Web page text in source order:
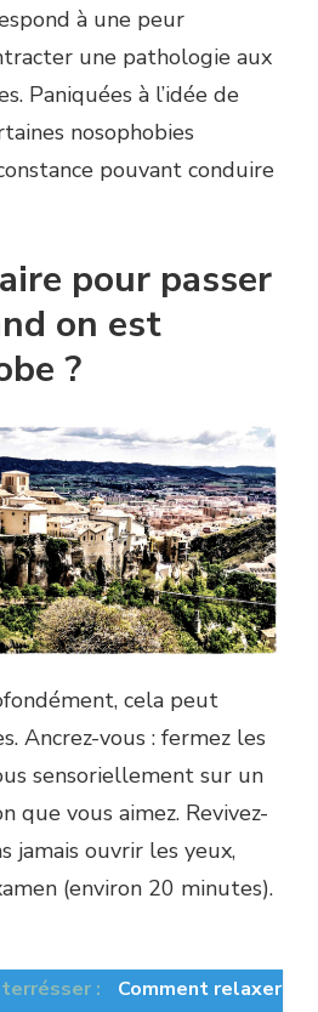
à une peur
une pathologie aux
Paniquées à l’idée de
nosophobies
pouvant conduire
pour passer
on est
?
cela peut
Ancrez-vous : fermez les
sensoriellement sur un
que vous aimez. Revivez-
jamais ouvrir les yeux,
(environ 20 minutes).
:
Comment relaxer